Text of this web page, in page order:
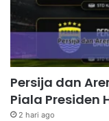
Persija dan
Piala Presiden
2 hari ago